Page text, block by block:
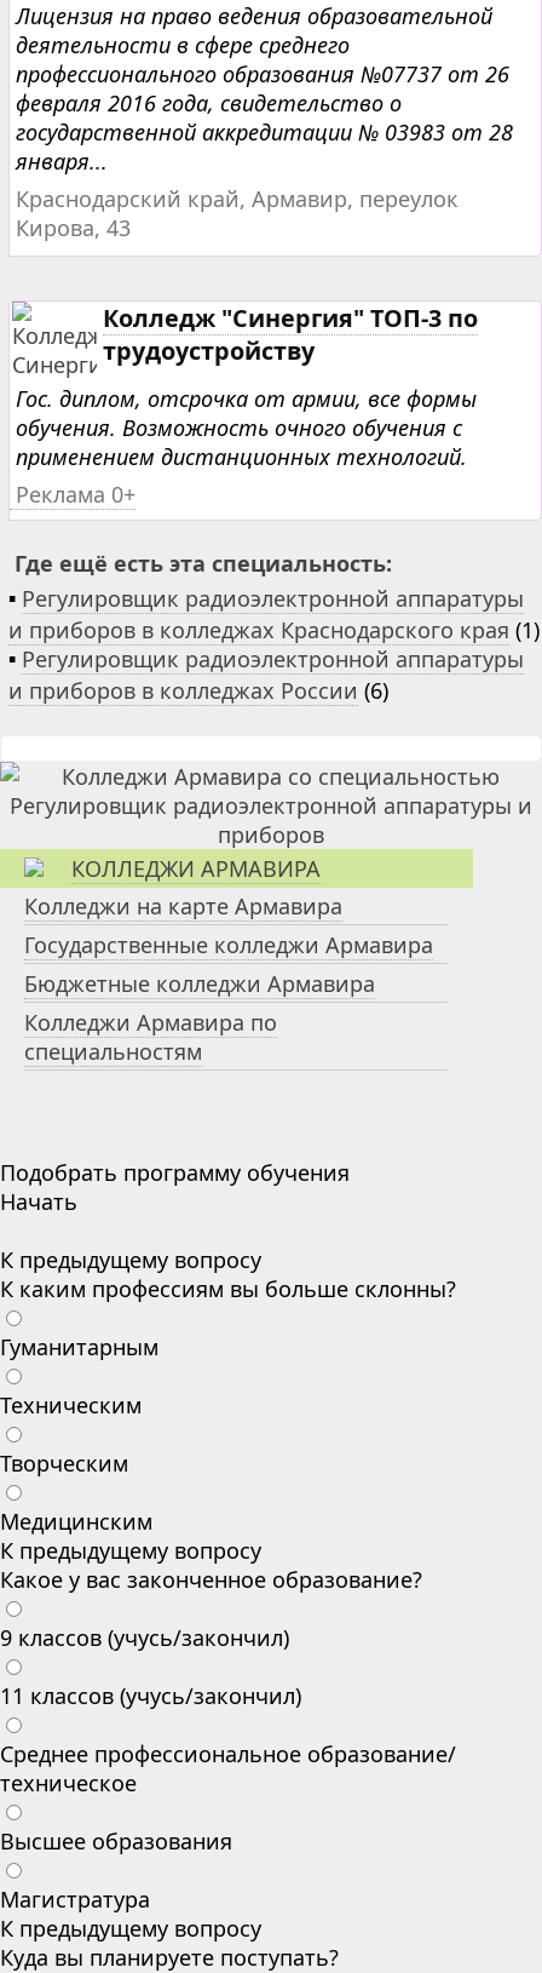
Лицензия на право ведения образовательной
деятельности в сфере среднего
профессионального образования №07737 от 26
февраля 2016 года, свидетельство о
государственной аккредитации № 03983 от 28
января...
Краснодарский край, Армавир, переулок
Кирова, 43
Колледж "Синергия" ТОП-3 по
трудоустройству
Гос. диплом, отсрочка от армии, все формы
обучения. Возможность очного обучения с
применением дистанционных технологий.
Реклама 0+
Где ещё есть эта специальность:
▪ Регулировщик радиоэлектронной аппаратуры
и приборов в колледжах Краснодарского края (1)
▪ Регулировщик радиоэлектронной аппаратуры
и приборов в колледжах России (6)
КОЛЛЕДЖИ АРМАВИРА
Колледжи на карте Армавира
Государственные колледжи Армавира
Бюджетные колледжи Армавира
Колледжи Армавира по
специальностям
Подобрать программу обучения
Начать
К предыдущему вопросу
К каким профессиям вы больше склонны?
Гуманитарным
Техническим
Творческим
Медицинским
К предыдущему вопросу
Какое у вас законченное образование?
9 классов (учусь/закончил)
11 классов (учусь/закончил)
Среднее профессиональное образование/
техническое
Высшее образования
Магистратура
К предыдущему вопросу
Куда вы планируете поступать?